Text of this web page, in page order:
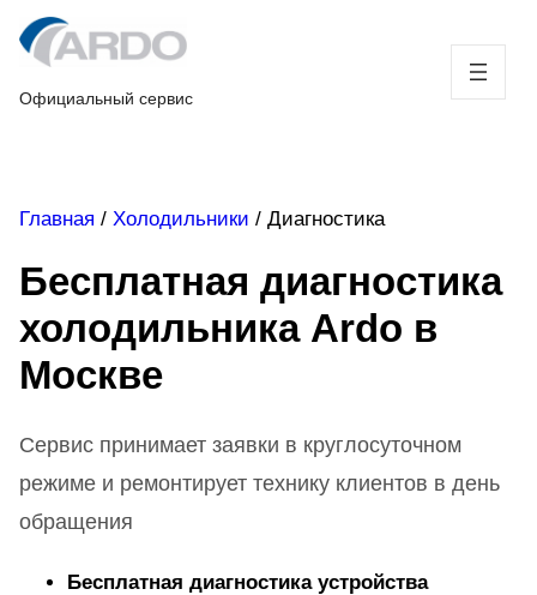
Skip
to
content
Официальный сервис
Главная / Холодильники / Диагностика
Бесплатная диагностика
холодильника Ardo в
Москве
Сервис принимает заявки в круглосуточном
режиме и ремонтирует технику клиентов в день
обращения
Бесплатная диагностика устройства